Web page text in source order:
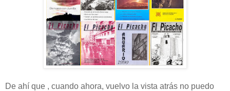
De ahí que , cuando ahora, vuelvo la vista atrás no puedo